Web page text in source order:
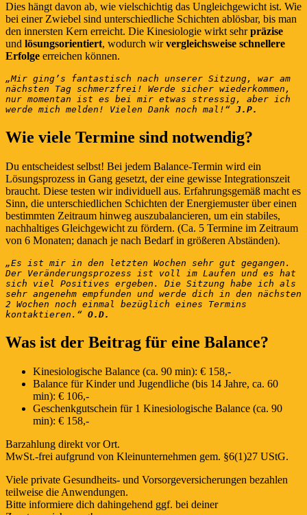
Dies hängt davon ab, wie vielschichtig das Ungleichgewicht ist. Wie
bei einer Zwiebel sind unterschiedliche Schichten ablösbar, bis man
den innersten Kern erreicht. Die Kinesiologie wirkt sehrpräzise
und lösungsorientiert, wodurch wirvergleichsweise schnellere
Erfolge erreichen können.
„Mir ging’s fantastisch nach unserer Sitzung, war am
nächsten Tag schmerzfrei! Werde sicher wiederkommen,
nur momentan ist es bei mir etwas stressig, aber ich
werde mich melden! Vielen Dank noch mal!“ J.P.
Wie viele Termine sind notwendig?
Du entscheidest selbst! Bei jedem Balance-Termin wird ein
Lösungsprozess in Gang gesetzt, der eine gewisse Integrationszeit
braucht. Diese testen wir individuell aus. Erfahrungsgemäß macht es
Sinn, die unterschiedlichen Schichten der Energiemuster über einen
bestimmten Zeitraum hinweg auszubalancieren, um ein stabiles,
nachhaltiges Gleichgewicht zu fördern. (Ca. 5 Termine im Zeitraum
von 6 Monaten; danach je nach Bedarf in größeren Abständen).
„Es ist mir in den letzten Wochen sehr gut gegangen.
Der Veränderungsprozess ist voll im Laufen und es hat
sich viel Positives ergeben. Die Sitzung habe ich als
sehr angenehm empfunden und werde dich in den nächsten
2 Wochen noch einmal bezüglich eines Termins
kontaktieren.“ O.D.
Was ist der Beitrag für eine Balance?
Kinesiologische Balance (ca. 90 min): € 158,-
Balance für Kinder und Jugendliche (bis 14 Jahre, ca. 60
min): € 106,-
Geschenkgutschein für 1 Kinesiologische Balance (ca. 90
min): € 158,-
Barzahlung direkt vor Ort.
MwSt.-frei aufgrund von Kleinunternehmen gem. §6(1)27 UStG.
Viele private Gesundheits- und Vorsorgeversicherungen bezahlen
teilweise die Anwendungen.
Bitte informiere dich dahingehend ggf. bei deiner